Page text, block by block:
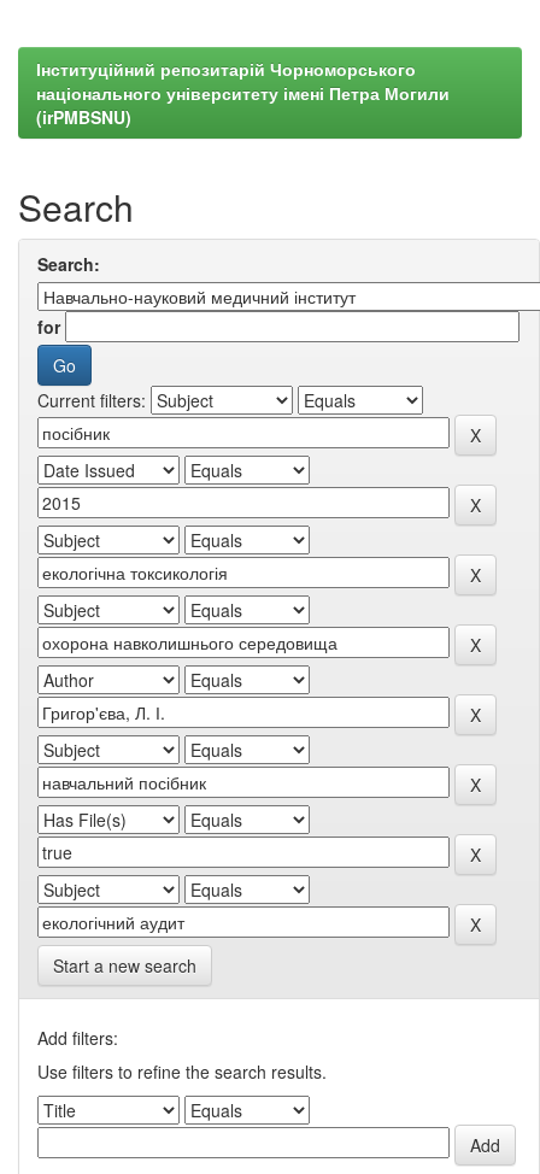
Інституційний репозитарій Чорноморського
національного університету імені Петра Могили
(irPMBSNU)
Search
Search:
for
Current filters:
Start a new search
Add filters:
Use filters to refine the search results.